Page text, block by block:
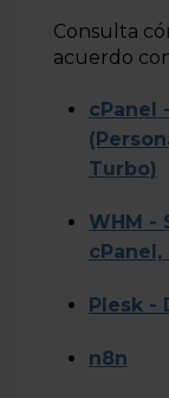
Consulta
acuerdo
cPanel
Turbo)
WHM -
Plesk -
n8n